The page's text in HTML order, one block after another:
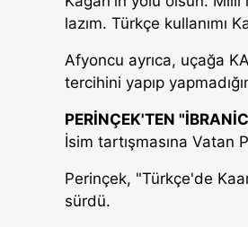
lazım. Türkçe kullanımı
Afyoncu ayrıca, uçağa
tercihini yapıp
PERİNÇEK'TEN
İsim tartışmasına Vatan
Perinçek, "Türkçe'de
sürdü.